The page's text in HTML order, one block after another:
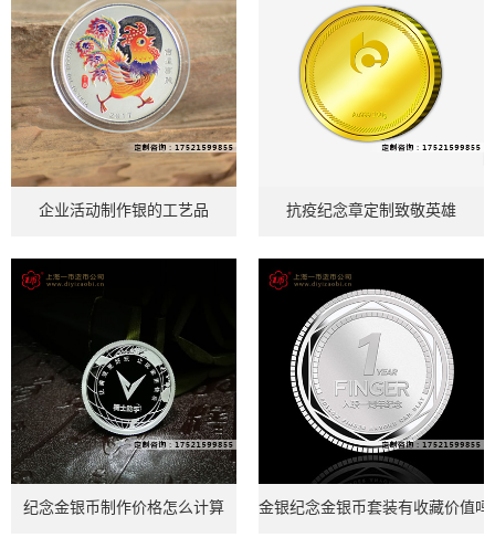
企业活动制作银的工艺品 抗疫纪念章定制致敬英雄
纪念金银币制作价格怎么计算 金银纪念金银币套装有收藏价值吗